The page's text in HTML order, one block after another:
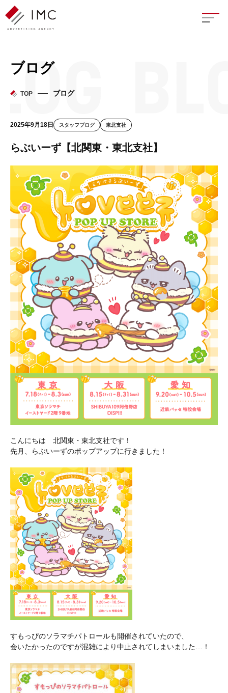
座談
イン
フェ
ブログ
TOP ブログ
2025年9月18日 スタッフブログ 東北支社
らぶいーず【北関東・東北支社】
こんにちは 北関東・東北支社です！
先月、らぶいーずのポップアップに行きました！
すもっぴのソラマチパトロールも開催されていたので、
会いたかったのですが混雑により中止されてしまいました…！